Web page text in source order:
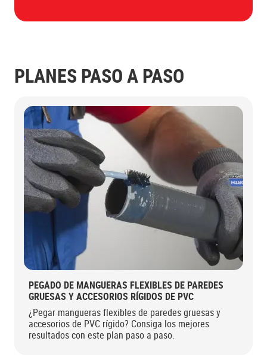
PLANES PASO A PASO
PEGADO DE MANGUERAS FLEXIBLES DE PAREDES
GRUESAS Y ACCESORIOS RÍGIDOS DE PVC
¿Pegar mangueras flexibles de paredes gruesas y
accesorios de PVC rígido? Consiga los mejores
resultados con este plan paso a paso.